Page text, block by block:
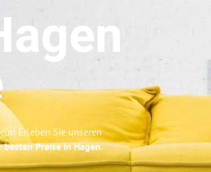
Erleben Sie unseren
besten Preise in Hagen.